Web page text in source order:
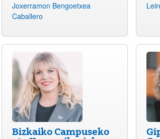
izkutatu azpiorriak
Joxerramon Bengoetxea
Caballero
Bizkaiko Campuseko